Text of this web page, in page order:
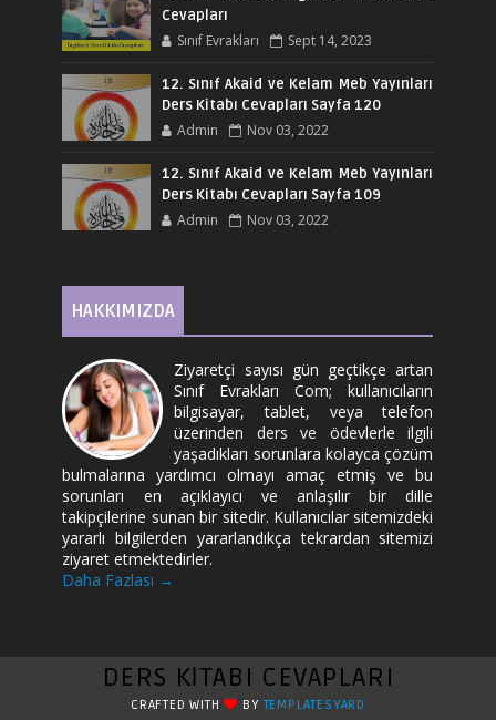
Cevapları
Sınıf Evrakları Sept 14, 2023
12. Sınıf Akaid ve Kelam Meb Yayınları
Ders Kitabı Cevapları Sayfa 120
Admin Nov 03, 2022
12. Sınıf Akaid ve Kelam Meb Yayınları
Ders Kitabı Cevapları Sayfa 109
Admin Nov 03, 2022
HAKKIMIZDA
Ziyaretçi sayısı gün geçtikçe artan
Sınıf Evrakları Com; kullanıcıların
bilgisayar, tablet, veya telefon
üzerinden ders ve ödevlerle ilgili
yaşadıkları sorunlara kolayca çözüm
bulmalarına yardımcı olmayı amaç etmiş ve bu
sorunları en açıklayıcı ve anlaşılır bir dille
takipçilerine sunan bir sitedir. Kullanıcılar sitemizdeki
yararlı bilgilerden yararlandıkça tekrardan sitemizi
ziyaret etmektedirler.
Daha Fazlası →
DERS KİTABI CEVAPLARI
CRAFTED WITH BYTEMPLATESYARD